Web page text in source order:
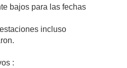
bajos para las fechas
incluso
: